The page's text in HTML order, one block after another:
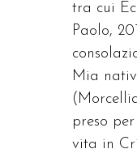
tra cui
Paolo,
Mia
preso
vita in